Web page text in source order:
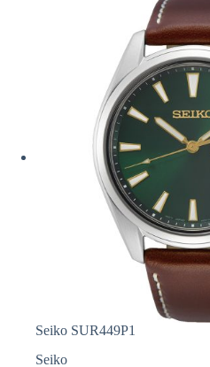
Seiko SUR449P1
Seiko